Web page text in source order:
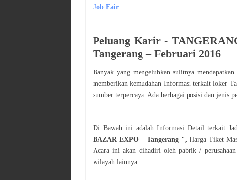
Job Fair
Peluang Karir -
Tangerang – Februari 2016
Banyak yang mengeluhkan sulitnya
memberikan kemudahan Informasi terkait loker
sumber terpercaya. Ada berbagai posisi dan jenis
Di Bawah ini adalah Informasi Detail terkait
BAZAR EXPO – Tangerang ", Harga Tiket
Acara ini akan dihadiri oleh pabrik /
wilayah lainnya :